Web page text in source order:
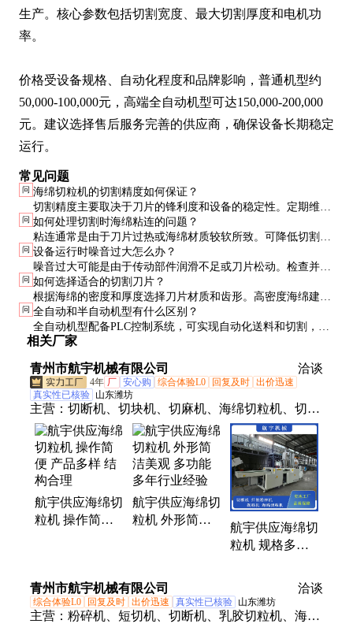
生产。核心参数包括切割宽度、最大切割厚度和电机功
率。
价格受设备规格、自动化程度和品牌影响，普通机型约
50,000-100,000元，高端全自动机型可达150,000-200,000
元。建议选择售后服务完善的供应商，确保设备长期稳定
运行。
常见问题
问 海绵切粒机的切割精度如何保证？
切割精度主要取决于刀片的锋利度和设备的稳定性。定期维护
刀片，保持设备清洁，并按照操作规范使用，可确保长期稳定
的切割精度。
问 如何处理切割时海绵粘连的问题？
粘连通常是由于刀片过热或海绵材质较软所致。可降低切割速
度，使用锋利的刀片，或在刀片上涂抹少量脱模剂来减少粘
连。
问 设备运行时噪音过大怎么办？
噪音过大可能是由于传动部件润滑不足或刀片松动。检查并润
滑传动系统，紧固刀片固定螺栓，必要时更换磨损的轴承或皮
带。
问 如何选择适合的切割刀片？
根据海绵的密度和厚度选择刀片材质和齿形。高密度海绵建议
使用合金钢刀片，普通海绵可使用高碳钢刀片。齿形方面，细
齿适合精细切割，粗齿适合快速切割。
问 全自动和半自动机型有什么区别？
全自动机型配备PLC控制系统，可实现自动化送料和切割，适
合大批量生产。半自动机型需人工辅助送料，适合小批量或多
样化生产，成本较低。
相关厂家
青州市航宇机械有限公司 洽谈
4年 厂 安心购 综合体验L0 回复及时 出价迅速
真实性已核验 山东潍坊
主营： 切断机、切块机、切麻机、海绵切粒机、切碎
机、短切机、粉碎机、废旧布料、多种纤维、破碎剪
切、纤维剪切机、自动碎纸机、废纸剪切机、纸张破
碎机、大型碎纸机、布料破碎机、纤维切料机、布料
碎布机、牛皮皮革粉碎、土工布碎布机、纤维剪切器
材、旧衣服打碎机、纤维切断设备、布条粉碎设备、
布料切断设备
航宇供应海绵切
粒机 操作简便
航宇供应海绵切
粒机 外形简洁
航宇供应海绵切
粒机 规格多样
青州市航宇机械有限公司 洽谈
综合体验L0 回复及时 出价迅速 真实性已核验 山东潍坊
主营： 粉碎机、短切机、切断机、乳胶切粒机、海绵